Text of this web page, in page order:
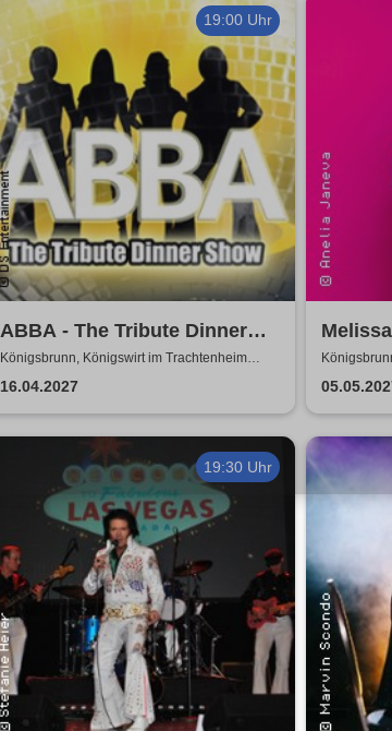
19:00 Uhr
ABBA - The Tribute Dinner
Show
Königsbrunn, Königswirt im Trachtenheim
Königsbrunn
16.04.2027
Band -
19:30 Uhr